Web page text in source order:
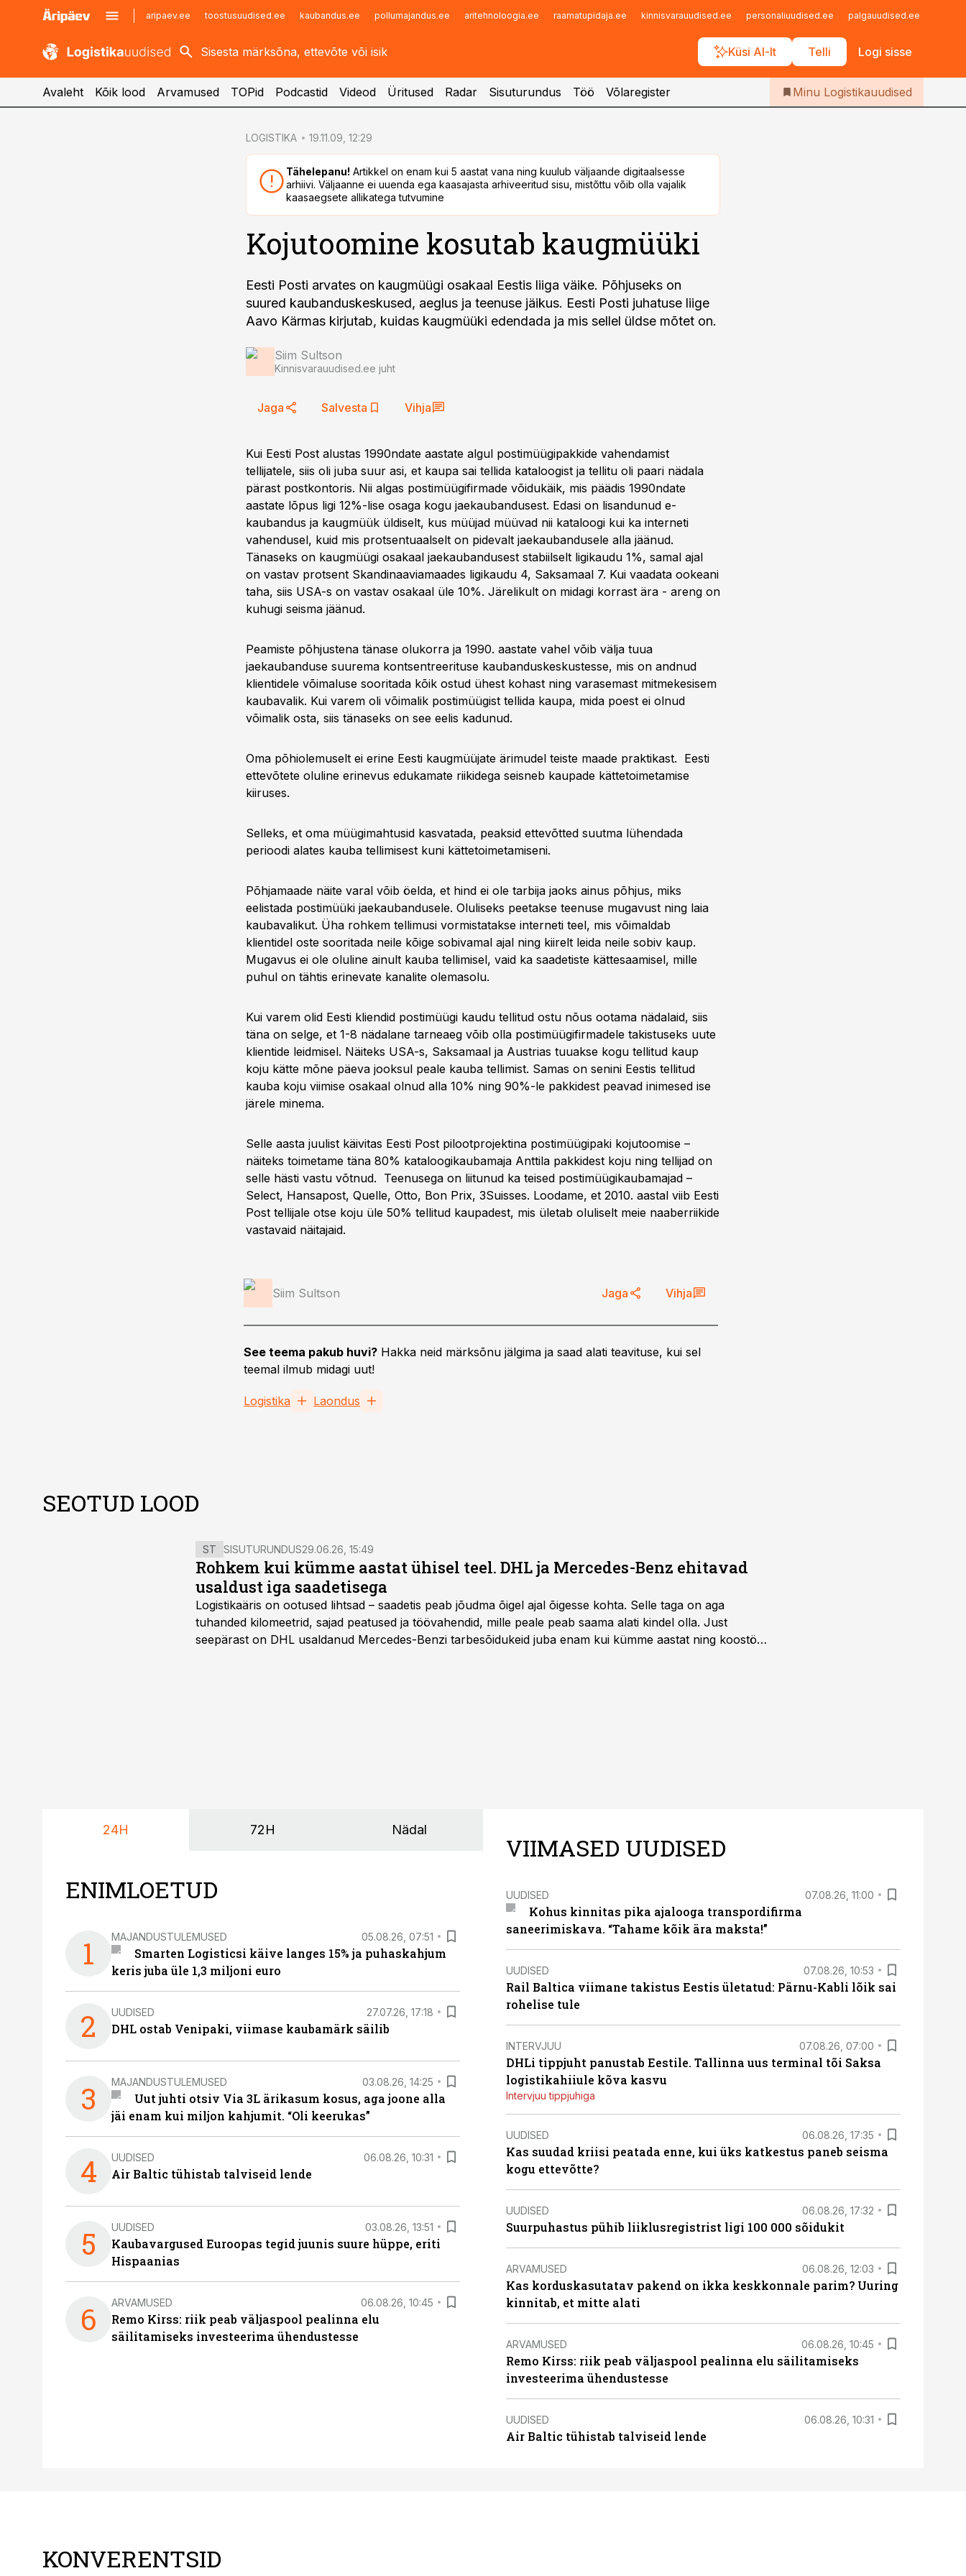
aripaev.ee toostusuudised.ee kaubandus.ee pollumajandus.ee aritehnoloogia.ee raamatupidaja.ee kinnisvarauudised.ee personaliuudised.ee palgauudised.ee
Küsi AI-lt Telli Logi sisse
kaubandus.ee
kinnisvarauudised.ee
imelineajalugu.ee
Infopank
Iseteenindus
Telli Logistikauudised
Avaleht Kõik lood Arvamused TOPid Podcastid Videod Üritused Radar Sisuturundus Töö Võlaregister Minu Logistikauudised
LOGISTIKA 19.11.09, 12:29
Tähelepanu! Artikkel on enam kui 5 aastat vana ning kuulub väljaande digitaalsesse
arhiivi. Väljaanne ei uuenda ega kaasajasta arhiveeritud sisu, mistõttu võib olla vajalik
kaasaegsete allikatega tutvumine
Kojutoomine kosutab kaugmüüki
Eesti Posti arvates on kaugmüügi osakaal Eestis liiga väike. Põhjuseks on
suured kaubanduskeskused, aeglus ja teenuse jäikus. Eesti Posti juhatuse liige
Aavo Kärmas kirjutab, kuidas kaugmüüki edendada ja mis sellel üldse mõtet on.
Siim Sultson
Kinnisvarauudised.ee juht
Jaga Salvesta Vihja
Kui Eesti Post alustas 1990ndate aastate algul postimüügipakkide vahendamist
tellijatele, siis oli juba suur asi, et kaupa sai tellida kataloogist ja tellitu oli paari nädala
pärast postkontoris. Nii algas postimüügifirmade võidukäik, mis päädis 1990ndate
aastate lõpus ligi 12%-lise osaga kogu jaekaubandusest. Edasi on lisandunud e-
kaubandus ja kaugmüük üldiselt, kus müüjad müüvad nii kataloogi kui ka interneti
vahendusel, kuid mis protsentuaalselt on pidevalt jaekaubandusele alla jäänud.
Tänaseks on kaugmüügi osakaal jaekaubandusest stabiilselt ligikaudu 1%, samal ajal
on vastav protsent Skandinaaviamaades ligikaudu 4, Saksamaal 7. Kui vaadata ookeani
taha, siis USA-s on vastav osakaal üle 10%. Järelikult on midagi korrast ära - areng on
kuhugi seisma jäänud.
Peamiste põhjustena tänase olukorra ja 1990. aastate vahel võib välja tuua
jaekaubanduse suurema kontsentreerituse kaubanduskeskustesse, mis on andnud
klientidele võimaluse sooritada kõik ostud ühest kohast ning varasemast mitmekesisem
kaubavalik. Kui varem oli võimalik postimüügist tellida kaupa, mida poest ei olnud
võimalik osta, siis tänaseks on see eelis kadunud.
Oma põhiolemuselt ei erine Eesti kaugmüüjate ärimudel teiste maade praktikast. Eesti
ettevõtete oluline erinevus edukamate riikidega seisneb kaupade kättetoimetamise
kiiruses.
Selleks, et oma müügimahtusid kasvatada, peaksid ettevõtted suutma lühendada
perioodi alates kauba tellimisest kuni kättetoimetamiseni.
Põhjamaade näite varal võib öelda, et hind ei ole tarbija jaoks ainus põhjus, miks
eelistada postimüüki jaekaubandusele. Oluliseks peetakse teenuse mugavust ning laia
kaubavalikut. Üha rohkem tellimusi vormistatakse interneti teel, mis võimaldab
klientidel oste sooritada neile kõige sobivamal ajal ning kiirelt leida neile sobiv kaup.
Mugavus ei ole oluline ainult kauba tellimisel, vaid ka saadetiste kättesaamisel, mille
puhul on tähtis erinevate kanalite olemasolu.
Kui varem olid Eesti kliendid postimüügi kaudu tellitud ostu nõus ootama nädalaid, siis
täna on selge, et 1-8 nädalane tarneaeg võib olla postimüügifirmadele takistuseks uute
klientide leidmisel. Näiteks USA-s, Saksamaal ja Austrias tuuakse kogu tellitud kaup
koju kätte mõne päeva jooksul peale kauba tellimist. Samas on senini Eestis tellitud
kauba koju viimise osakaal olnud alla 10% ning 90%-le pakkidest peavad inimesed ise
järele minema.
Selle aasta juulist käivitas Eesti Post pilootprojektina postimüügipaki kojutoomise –
näiteks toimetame täna 80% kataloogikaubamaja Anttila pakkidest koju ning tellijad on
selle hästi vastu võtnud. Teenusega on liitunud ka teised postimüügikaubamajad –
Select, Hansapost, Quelle, Otto, Bon Prix, 3Suisses. Loodame, et 2010. aastal viib Eesti
Post tellijale otse koju üle 50% tellitud kaupadest, mis ületab oluliselt meie naaberriikide
vastavaid näitajaid.
Siim Sultson Jaga Vihja
See teema pakub huvi? Hakka neid märksõnu jälgima ja saad alati teavituse, kui sel
teemal ilmub midagi uut!
Logistika Laondus
SEOTUD LOOD
ST SISUTURUNDUS29.06.26, 15:49
Rohkem kui kümme aastat ühisel teel. DHL ja Mercedes-Benz ehitavad
usaldust iga saadetisega
Logistikaäris on ootused lihtsad – saadetis peab jõudma õigel ajal õigesse kohta. Selle taga on aga
tuhanded kilomeetrid, sajad peatused ja töövahendid, mille peale peab saama alati kindel olla. Just
seepärast on DHL usaldanud Mercedes-Benzi tarbesõidukeid juba enam kui kümme aastat ning koostöö
24H 72H Nädal
ENIMLOETUD
1 MAJANDUSTULEMUSED 05.08.26, 07:51
Smarten Logisticsi käive langes 15% ja puhaskahjum
keris juba üle 1,3 miljoni euro
2 UUDISED 27.07.26, 17:18
DHL ostab Venipaki, viimase kaubamärk säilib
3 MAJANDUSTULEMUSED 03.08.26, 14:25
Uut juhti otsiv Via 3L ärikasum kosus, aga joone alla
jäi enam kui miljon kahjumit. “Oli keerukas”
4 UUDISED 06.08.26, 10:31
Air Baltic tühistab talviseid lende
5 UUDISED 03.08.26, 13:51
Kaubavargused Euroopas tegid juunis suure hüppe, eriti
Hispaanias
6 ARVAMUSED 06.08.26, 10:45
Remo Kirss: riik peab väljaspool pealinna elu
säilitamiseks investeerima ühendustesse
VIIMASED UUDISED
UUDISED 07.08.26, 11:00
Kohus kinnitas pika ajalooga transpordifirma
saneerimiskava. “Tahame kõik ära maksta!”
UUDISED 07.08.26, 10:53
Rail Baltica viimane takistus Eestis ületatud: Pärnu-Kabli lõik sai
rohelise tule
INTERVJUU 07.08.26, 07:00
DHLi tippjuht panustab Eestile. Tallinna uus terminal tõi Saksa
logistikahiiule kõva kasvu
Intervjuu tippjuhiga
UUDISED 06.08.26, 17:35
Kas suudad kriisi peatada enne, kui üks katkestus paneb seisma
kogu ettevõtte?
UUDISED 06.08.26, 17:32
Suurpuhastus pühib liiklusregistrist ligi 100 000 sõidukit
ARVAMUSED 06.08.26, 12:03
Kas korduskasutatav pakend on ikka keskkonnale parim? Uuring
kinnitab, et mitte alati
ARVAMUSED 06.08.26, 10:45
Remo Kirss: riik peab väljaspool pealinna elu säilitamiseks
investeerima ühendustesse
UUDISED 06.08.26, 10:31
Air Baltic tühistab talviseid lende
KONVERENTSID